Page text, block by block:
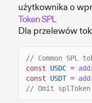
użytkownika o
Token SPL
Dla przelewów
// Common SPL
const
USDC =
const
USDT =
// Omit